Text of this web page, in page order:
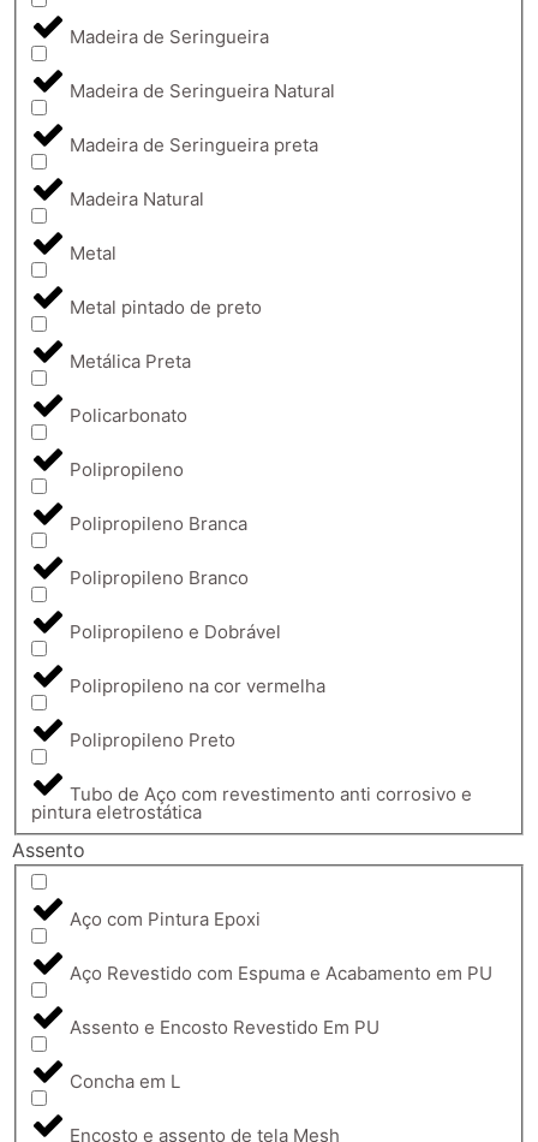
Madeira de Seringueira
Madeira de Seringueira Natural
Madeira de Seringueira preta
Madeira Natural
Metal
Metal pintado de preto
Metálica Preta
Policarbonato
Polipropileno
Polipropileno Branca
Polipropileno Branco
Polipropileno e Dobrável
Polipropileno na cor vermelha
Polipropileno Preto
Tubo de Aço com revestimento anti corrosivo e
pintura eletrostática
Assento
Aço com Pintura Epoxi
Aço Revestido com Espuma e Acabamento em PU
Assento e Encosto Revestido Em PU
Concha em L
Encosto e assento de tela Mesh